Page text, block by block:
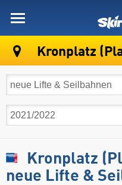
Kronplatz
Kronplatz
neue Lifte &